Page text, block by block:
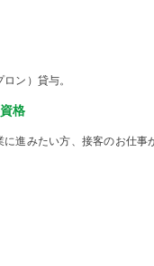
ン）貸与。
格
に進みたい方、接客のお仕事